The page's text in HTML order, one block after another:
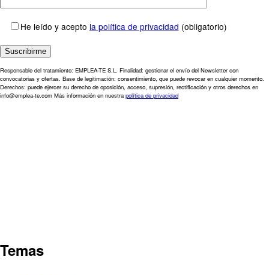
He leído y acepto la política de privacidad (obligatorio)
Responsable del tratamiento: EMPLEA-TE S.L. Finalidad: gestionar el envío del Newsletter con
convocatorias y ofertas. Base de legitimación: consentimiento, que puede revocar en cualquier momento.
Derechos: puede ejercer su derecho de oposición, acceso, supresión, rectificación y otros derechos en
info@emplea-te.com Más información en nuestra política de privacidad
Temas